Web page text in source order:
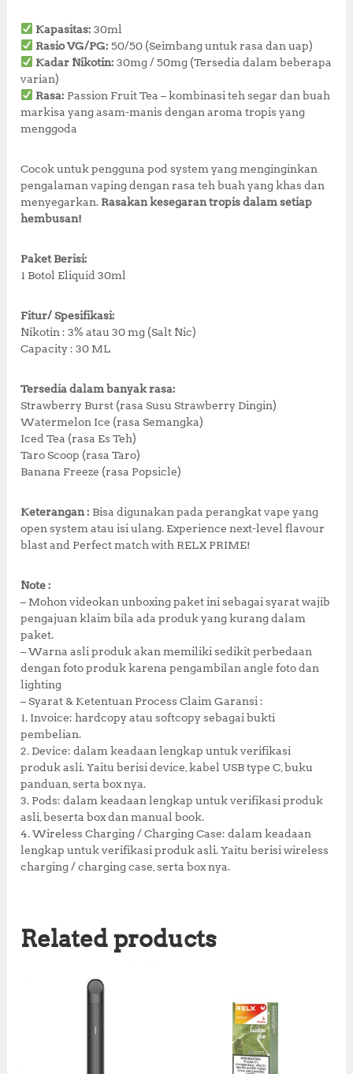
Kapasitas: 30ml
Rasio VG/PG: 50/50 (Seimbang untuk rasa dan uap)
Kadar Nikotin: 30mg / 50mg (Tersedia dalam beberapa
varian)
Rasa: Passion Fruit Tea – kombinasi teh segar dan buah
markisa yang asam-manis dengan aroma tropis yang
menggoda
Cocok untuk pengguna pod system yang menginginkan
pengalaman vaping dengan rasa teh buah yang khas dan
menyegarkan. Rasakan kesegaran tropis dalam setiap
hembusan!
Paket Berisi:
1 Botol Eliquid 30ml
Fitur/ Spesifikasi:
Nikotin : 3% atau 30 mg (Salt Nic)
Capacity : 30 ML
Tersedia dalam banyak rasa:
Strawberry Burst (rasa Susu Strawberry Dingin)
Watermelon Ice (rasa Semangka)
Iced Tea (rasa Es Teh)
Taro Scoop (rasa Taro)
Banana Freeze (rasa Popsicle)
Keterangan : Bisa digunakan pada perangkat vape yang
open system atau isi ulang. Experience next-level flavour
blast and Perfect match with RELX PRIME!
Note :
– Mohon videokan unboxing paket ini sebagai syarat wajib
pengajuan klaim bila ada produk yang kurang dalam
paket.
– Warna asli produk akan memiliki sedikit perbedaan
dengan foto produk karena pengambilan angle foto dan
lighting
– Syarat & Ketentuan Process Claim Garansi :
1. Invoice: hardcopy atau softcopy sebagai bukti
pembelian.
2. Device: dalam keadaan lengkap untuk verifikasi
produk asli. Yaitu berisi device, kabel USB type C, buku
panduan, serta box nya.
3. Pods: dalam keadaan lengkap untuk verifikasi produk
asli, beserta box dan manual book.
4. Wireless Charging / Charging Case: dalam keadaan
lengkap untuk verifikasi produk asli. Yaitu berisi wireless
charging / charging case, serta box nya.
Related products